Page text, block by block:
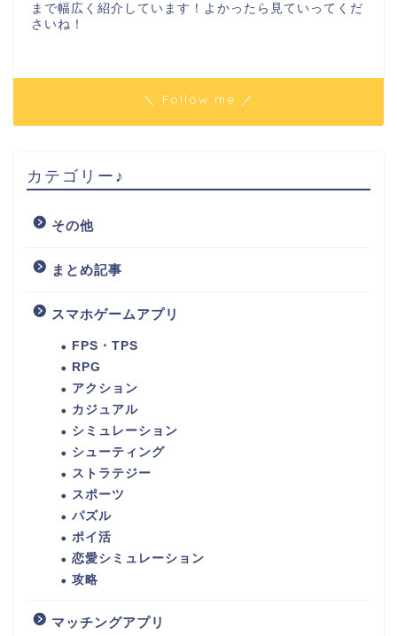
まで幅広く紹介しています！よかったら見ていってくだ
さいね！
＼ Follow me ／
カテゴリー♪
その他
まとめ記事
スマホゲームアプリ
FPS・TPS
RPG
アクション
カジュアル
シミュレーション
シューティング
ストラテジー
スポーツ
パズル
ポイ活
恋愛シミュレーション
攻略
マッチングアプリ